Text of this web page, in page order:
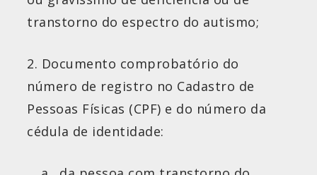
transtorno do espectro do autismo;
2. Documento comprobatório do
número de registro no Cadastro de
Pessoas Físicas (CPF) e do número da
cédula de identidade: